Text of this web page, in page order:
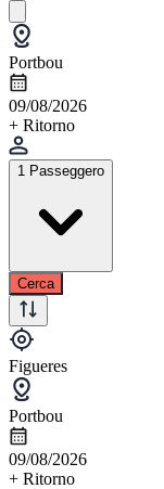
Portbou
09/08/2026
+ Ritorno
1 Passeggero
Cerca
Figueres
Portbou
09/08/2026
+ Ritorno